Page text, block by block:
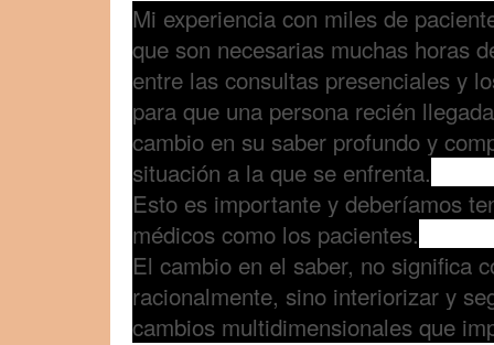
Mi experiencia con miles de
que son necesarias muchas horas
entre las consultas presenciales y
para que una persona recién
cambio en su saber profundo y
situación a la que se enfrenta.
Esto es importante y deberíamos
médicos como los pacientes.
El cambio en el saber, no significa
racionalmente, sino interiorizar y
cambios multidimensionales que